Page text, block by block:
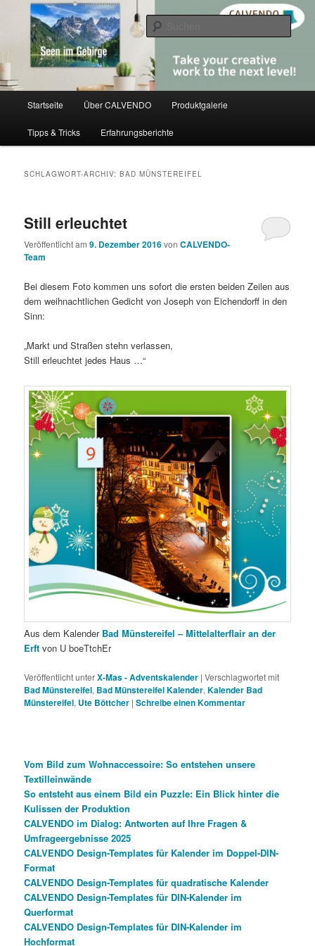
primären
springen
sekundären
springenCALVENDO
share creativity
Startseite Über CALVENDO Produktgalerie
Tipps & Tricks Erfahrungsberichte
SCHLAGWORT-ARCHIV:BAD MÜNSTEREIFEL
Still erleuchtet
Veröffentlicht am9. Dezember 2016vonCALVENDO-
Team
Bei diesem Foto kommen uns sofort die ersten beiden Zeilen aus
dem weihnachtlichen Gedicht von Joseph von Eichendorff in den
Sinn:
„Markt und Straßen stehn verlassen,
Still erleuchtet jedes Haus …“
Aus dem Kalender Bad Münstereifel – Mittelalterflair an der
Erft von U boeTtchEr
Veröffentlicht unterX-Mas - Adventskalender |Verschlagwortet mit
Bad Münstereifel, Bad Münstereifel Kalender,Kalender Bad
Münstereifel, Ute Böttcher |Schreibe einen Kommentar
Vom Bild zum Wohnaccessoire: So entstehen unsere
Textilleinwände
So entsteht aus einem Bild ein Puzzle: Ein Blick hinter die
Kulissen der Produktion
CALVENDO im Dialog: Antworten auf Ihre Fragen &
Umfrageergebnisse 2025
CALVENDO Design-Templates für Kalender im Doppel-DIN-
Format
CALVENDO Design-Templates für quadratische Kalender
CALVENDO Design-Templates für DIN-Kalender im
Querformat
CALVENDO Design-Templates für DIN-Kalender im
Hochformat